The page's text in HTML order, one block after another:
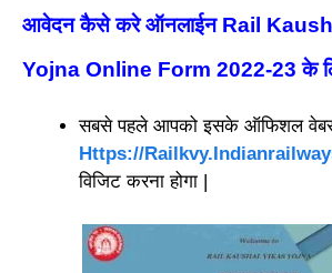
आवेदन कैसे करे ऑनलाईन Rail
Yojna Online Form 2022-23 के
सबसे पहले आपको इसके ऑफिशल
Https://
विजिट करना होगा |